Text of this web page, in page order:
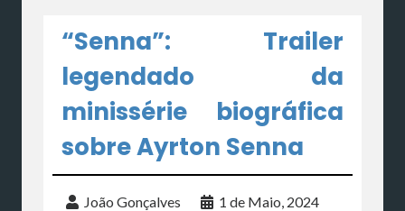
“Senna”: Trailer
legendado da
minissérie biográfica
sobre Ayrton Senna
João Gonçalves 1 de Maio, 2024